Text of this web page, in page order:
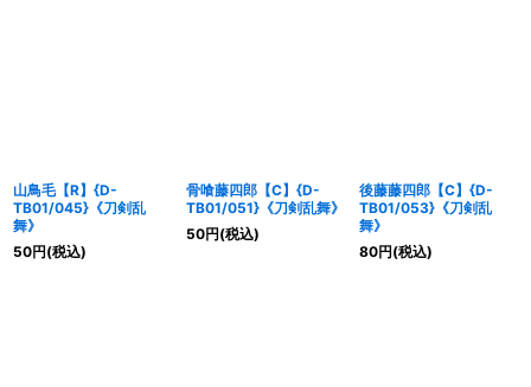
山鳥毛【R】{D-
TB01/045}《刀剣乱
舞》
50円(税込)
骨喰藤四郎【C】{D-
TB01/051}《刀剣乱舞》
50円(税込)
後藤藤四郎【C】{D-
TB01/053}《刀剣乱
舞》
80円(税込)